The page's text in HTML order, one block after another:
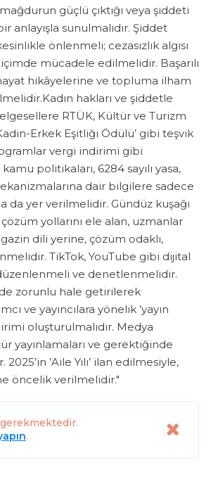
güçlü çıktığı veya şiddeti
sunulmalıdır. Şiddet
önlenmeli; cezasızlık algısı
mücadele edilmelidir. Başarılı
hayat hikâyelerine ve topluma ilham
hakları ve şiddetle
RTÜK, Kültür ve Turizm
Erkek Eşitliği Ödülü’ gibi teşvik
vergi indirimi gibi
politikaları, 6284 sayılı yasa,
dair bilgilere sadece
da yer verilmelidir. Gündüz kuşağı
yollarını ele alan, uzmanlar
dili yerine, çözüm odaklı,
TikTok, YouTube gibi dijital
ve denetlenmelidir.
zorunlu hale getirilerek
ve yayıncılara yönelik ’yayın
oluşturulmalıdır. Medya
yayınlamaları ve gerektiğinde
’Aile Yılı’ ilan edilmesiyle,
öncelik verilmelidir."
.